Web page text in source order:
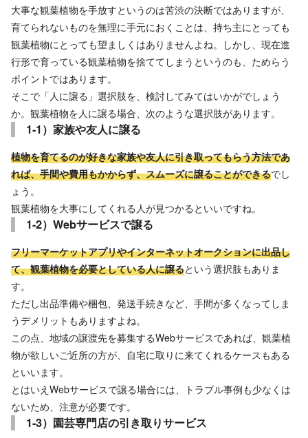
大事な観葉植物を手放すというのは苦渋の決断ではありますが、
育てられないものを無理に手元におくことは、持ち主にとっても
観葉植物にとっても望ましくはありませんよね。しかし、現在進
行形で育っている観葉植物を捨ててしまうというのも、ためらう
ポイントではあります。
そこで「人に譲る」選択肢を、検討してみてはいかがでしょう
か。観葉植物を人に譲る場合、次のような選択肢があります。
1-1）家族や友人に譲る
植物を育てるのが好きな家族や友人に引き取ってもらう方法であ
れば、手間や費用もかからず、スムーズに譲ることができるでし
ょう。
観葉植物を大事にしてくれる人が見つかるといいですね。
1-2）Webサービスで譲る
フリーマーケットアプリやインターネットオークションに出品し
て、観葉植物を必要としている人に譲るという選択肢もありま
す。
ただし出品準備や梱包、発送手続きなど、手間が多くなってしま
うデメリットもありますよね。
この点、地域の譲渡先を募集するWebサービスであれば、観葉植
物が欲しいご近所の方が、自宅に取りに来てくれるケースもある
といいます。
とはいえWebサービスで譲る場合には、トラブル事例も少なくは
ないため、注意が必要です。
1-3）園芸専門店の引き取りサービス